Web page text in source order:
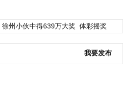
徐州小伙中得639万大奖 体彩摇奖
我要发布